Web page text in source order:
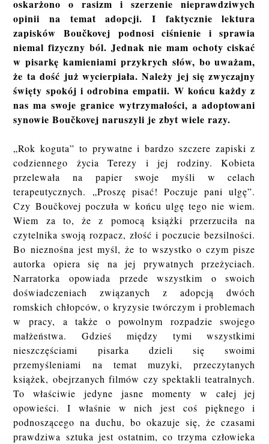
oskarżono o rasizm i szerzenie nieprawdziwych
opinii na temat adopcji. I faktycznie lektura
zapisków Boučkovej podnosi ciśnienie i sprawia
niemal fizyczny ból. Jednak nie mam ochoty ciskać
w pisarkę kamieniami przykrych słów, bo uważam,
że ta dość już wycierpiała. Należy jej się zwyczajny
święty spokój i odrobina empatii. W końcu każdy z
nas ma swoje granice wytrzymałości, a adoptowani
synowie Boučkovej naruszyli je zbyt wiele razy.
„Rok koguta” to prywatne i bardzo szczere zapiski z
codziennego życia Terezy i jej rodziny. Kobieta
przelewała na papier swoje myśli w celach
terapeutycznych. „Proszę pisać! Poczuje pani ulgę”.
Czy Boučkovej poczuła w końcu ulgę tego nie wiem.
Wiem za to, że z pomocą książki przerzuciła na
czytelnika swoją rozpacz, złość i poczucie bezsilności.
Bo nieznośna jest myśl, że to wszystko o czym pisze
autorka opiera się na jej prywatnych przeżyciach.
Narratorka opowiada przede wszystkim o swoich
doświadczeniach związanych z adopcją dwóch
romskich chłopców, o kryzysie twórczym i problemach
w pracy, a także o powolnym rozpadzie swojego
małżeństwa. Gdzieś między tymi wszystkimi
nieszczęściami pisarka dzieli się swoimi
przemyśleniami na temat muzyki, przeczytanych
książek, obejrzanych filmów czy spektakli teatralnych.
To właściwie jedyne jasne momenty w całej jej
opowieści. I właśnie w nich jest coś pięknego i
podnoszącego na duchu, bo okazuje się, że czasami
prawdziwa sztuka jest ostatnim, co trzyma człowieka